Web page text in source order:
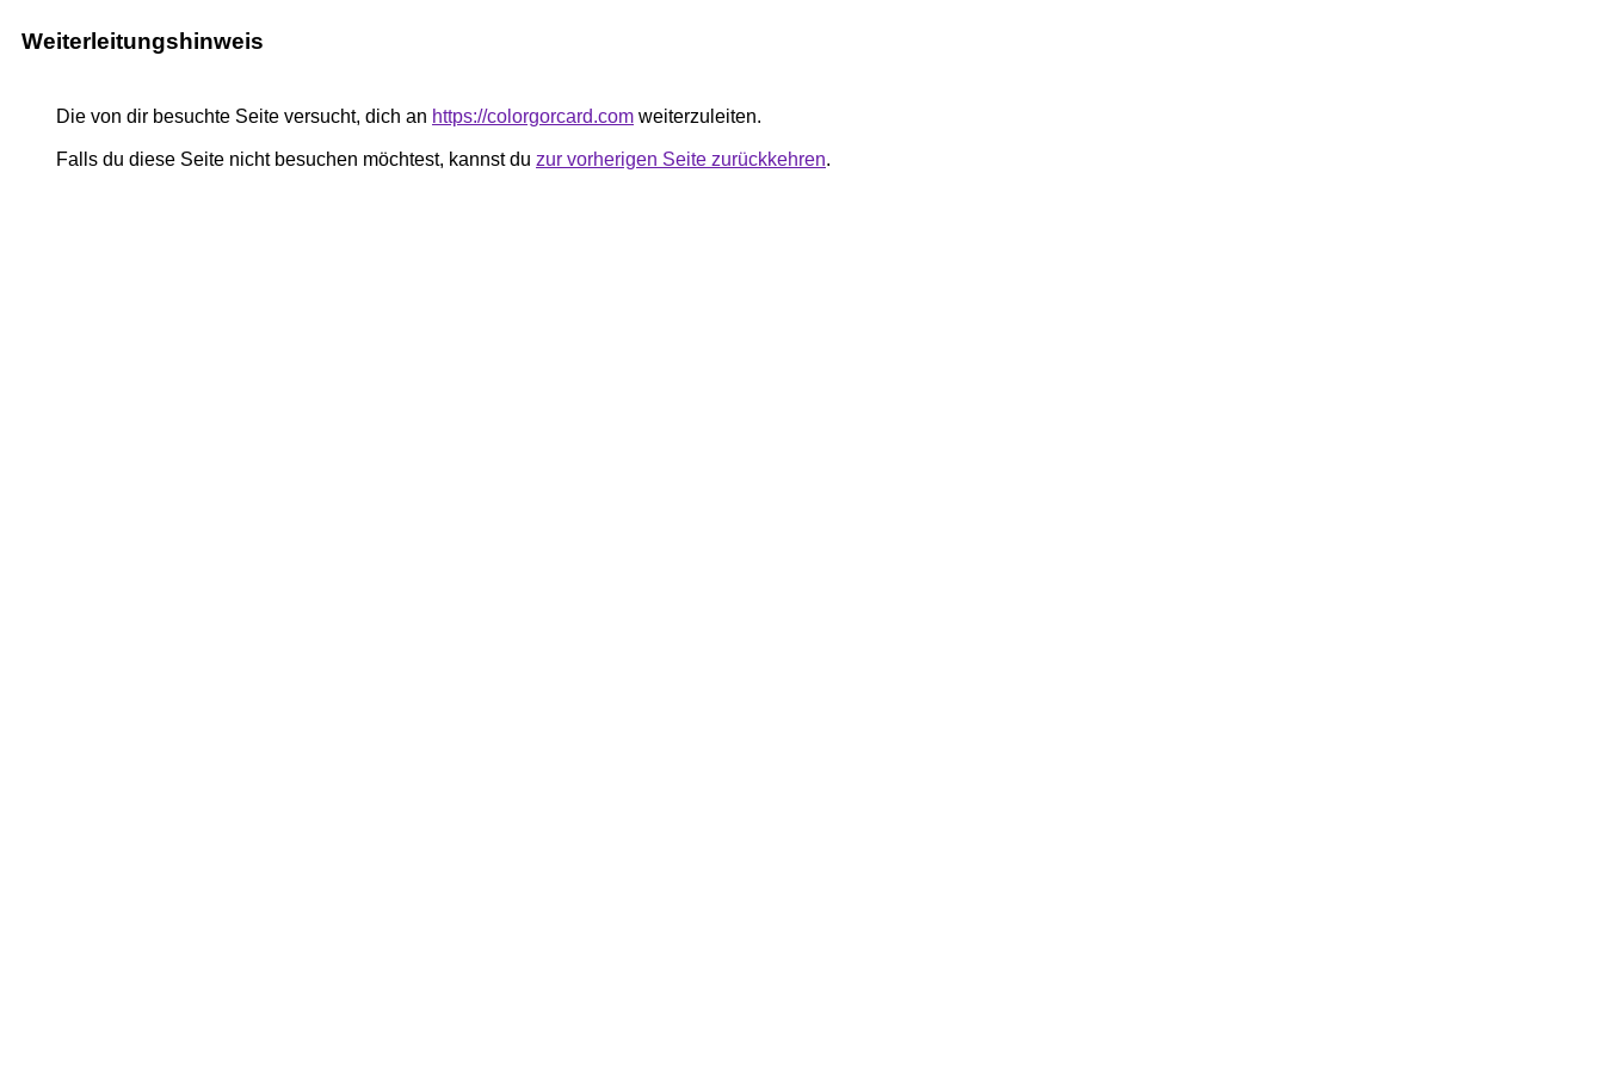
Weiterleitungshinweis
Die von dir besuchte Seite versucht, dich an https://colorgorcard.com weiterzuleiten.
Falls du diese Seite nicht besuchen möchtest, kannst du zur vorherigen Seite zurückkehren.